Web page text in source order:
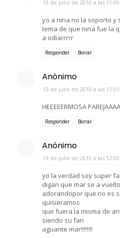
13 de julio de 2010 a las 11:00
yo a nina no la soporto y
tema de que nina fue la
a odiarrrrr
Responder Borrar
Anónimo
13 de julio de 2010 a las 11:05
HEEEEERMOSA
Responder Borrar
Anónimo
14 de julio de 2010 a las 12:00
yo la verdad soy super
digan que mar se a
adorandopor que no es
quisieramos
que fuera la misma de
siendo su fan
aguante mar!!!!!!!!